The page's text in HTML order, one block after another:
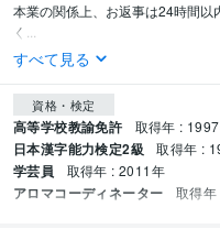
本業の関係上、お返事は24時間
く...
すべて見る
資格・検定
高等学校教諭免許 取得年 :
日本漢字能力検定2級 取得年 :
学芸員 取得年 : 2011年
アロマコーディネーター 取得